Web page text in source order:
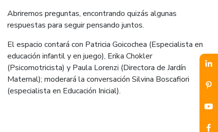
Abriremos preguntas, encontrando quizás algunas
respuestas para seguir pensando juntos.
El espacio contará con Patricia Goicochea (Especialista en
educación infantil y en juego), Erika Chokler
(Psicomotricista) y Paula Lorenzi (Directora de Jardín
Maternal); moderará la conversación Silvina Boscafiori
(especialista en Educación Inicial).